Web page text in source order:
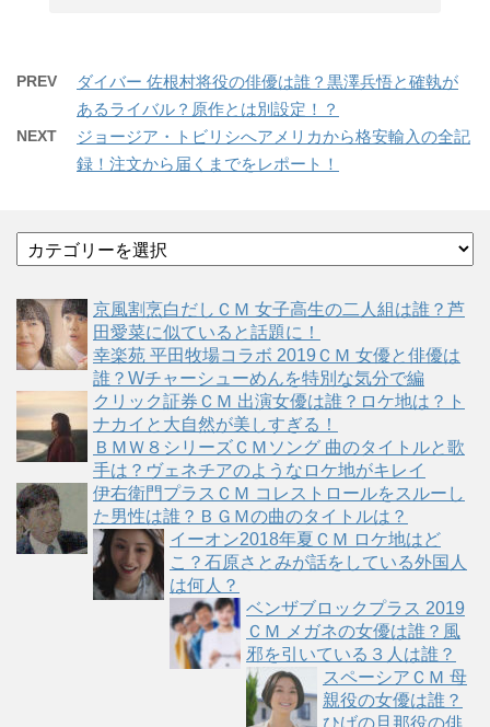
PREV
ダイバー 佐根村将役の俳優は誰？黒澤兵悟と確執が
あるライバル？原作とは別設定！？
NEXT
ジョージア・トビリシへアメリカから格安輸入の全記
録！注文から届くまでをレポート！
テ
リ
ー
京風割烹白だしＣＭ 女子高生の二人組は誰？芦
田愛菜に似ていると話題に！
幸楽苑 平田牧場コラボ 2019ＣＭ 女優と俳優は
誰？Wチャーシューめんを特別な気分で編
クリック証券ＣＭ 出演女優は誰？ロケ地は？ト
ナカイと大自然が美しすぎる！
ＢＭＷ８シリーズＣＭソング 曲のタイトルと歌
手は？ヴェネチアのようなロケ地がキレイ
伊右衛門プラスＣＭ コレストロールをスルーし
た男性は誰？ＢＧＭの曲のタイトルは？
イーオン2018年夏ＣＭ ロケ地はど
こ？石原さとみが話をしている外国人
は何人？
ベンザブロックプラス 2019
ＣＭ メガネの女優は誰？風
邪を引いている３人は誰？
スペーシアＣＭ 母
親役の女優は誰？